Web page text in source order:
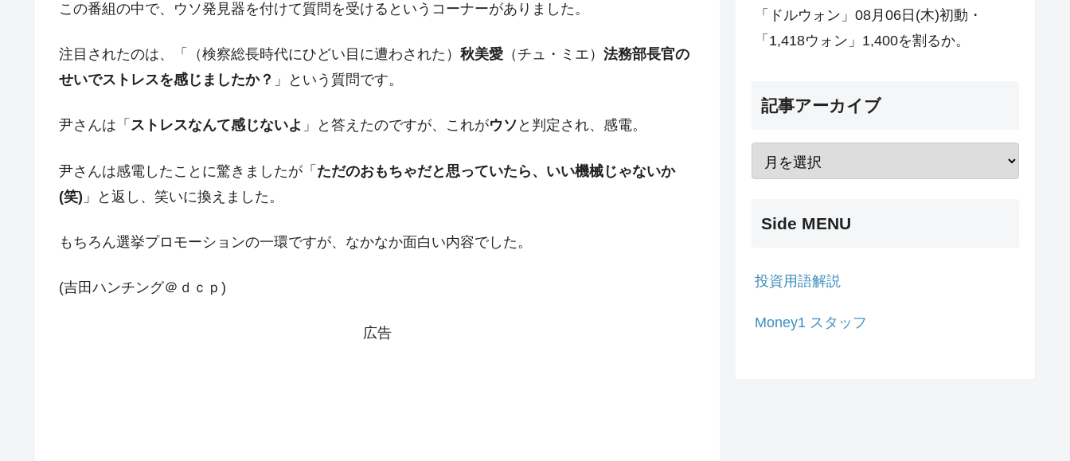
この番組の中で、ウソ発見器を付けて質問を受けるというコーナーがありました。
注目されたのは、「（検察総長時代にひどい目に遭わされた） 秋美愛 （チュ・ミエ） 法務部長官の
せいでストレスを感じましたか？ 」という質問です。
尹さんは「 ストレスなんて感じないよ 」と答えたのですが、これがウソ と判定され、感電。
尹さんは感電したことに驚きましたが「 ただのおもちゃだと思っていたら、いい機械じゃないか
(笑) 」と返し、笑いに換えました。
もちろん選挙プロモーションの一環ですが、なかなか面白い内容でした。
(吉田ハンチング＠ｄｃｐ)
広告
「ドルウォン」08月06日(木)初動・
「1,418ウォン」1,400を割るか。
記事アーカイブ
Side MENU
投資用語解説
Money1 スタッフ